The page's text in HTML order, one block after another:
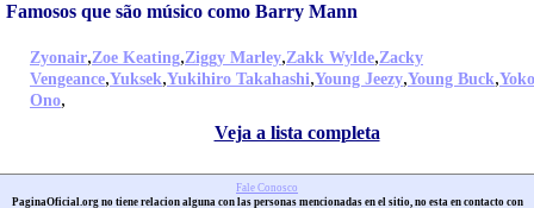
Famosos que são músico como Barry Mann
Zyonair,Zoe Keating,Ziggy Marley,Zakk Wylde,Zacky
Vengeance,Yuksek,Yukihiro Takahashi,Young Jeezy,Young Buck,Yoko
Ono,
Veja a lista completa
Fale Conosco
PaginaOficial.org no tiene relacion alguna con las personas mencionadas en el sitio, no esta en contacto con